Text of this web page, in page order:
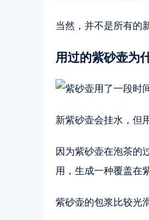
当然，并不是所有的
用过的紫砂壶为
新紫砂壶会挂水，但
因为紫砂壶在泡茶的
用，生成一种覆盖在
紫砂壶的包浆比较光